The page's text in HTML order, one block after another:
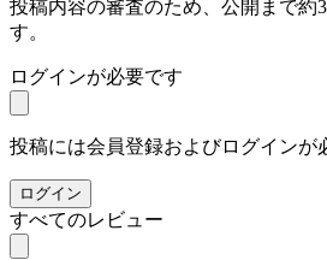
投稿内容の審査のため、公開まで約
す。
ログインが必要です
投稿には会員登録およびログインが
ログイン
すべてのレビュー